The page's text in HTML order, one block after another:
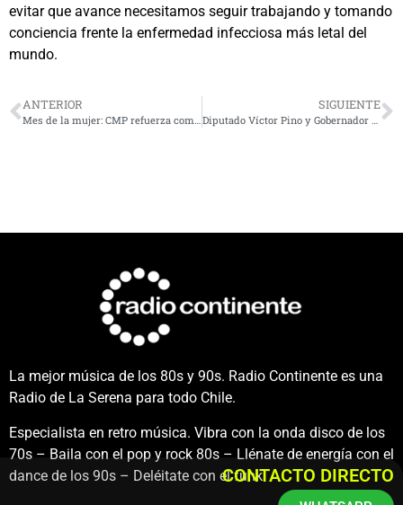
evitar que avance necesitamos seguir trabajando y tomando
conciencia frente la enfermedad infecciosa más letal del
mundo.
ANTERIOR
Mes de la mujer: CMP refuerza compromiso con la diversidad, la inclusión y el talento local
SIGUIENTE
Diputado Víctor Pino y Gobernador Regional asistirán a la inauguración de la ampliación de la planta desaladora en Antofagasta
La mejor música de los 80s y 90s. Radio Continente es una
Radio de La Serena para todo Chile.
Especialista en retro música. Vibra con la onda disco de los
70s – Baila con el pop y rock 80s – Llénate de energía con el
dance de los 90s – Deléitate con el funk.CONTACTO DIRECTO